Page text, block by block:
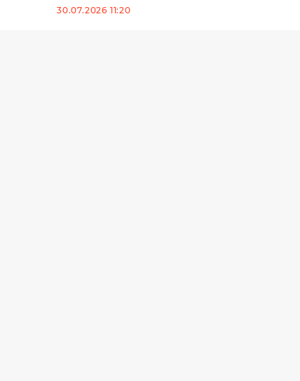
30.07.2026 11:20